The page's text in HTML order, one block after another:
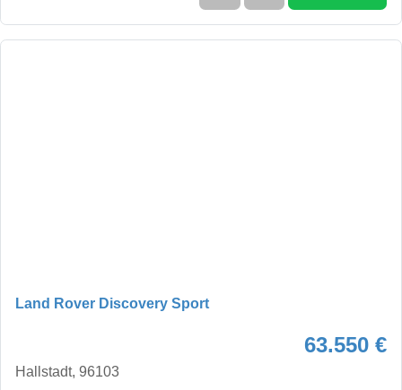
Land Rover Discovery Sport
63.550 €
Hallstadt, 96103